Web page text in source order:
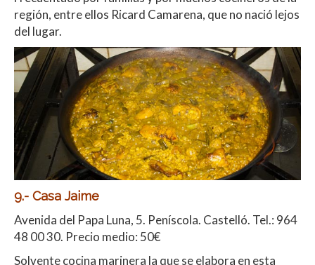
región, entre ellos Ricard Camarena, que no nació lejos
del lugar.
9.- Casa Jaime
Avenida del Papa Luna, 5. Peníscola. Castelló. Tel.: 964
48 00 30. Precio medio: 50€
Solvente cocina marinera la que se elabora en esta